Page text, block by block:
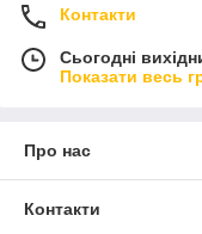
Контакти
Сьогодні
Показати весь
Про нас
Контакти